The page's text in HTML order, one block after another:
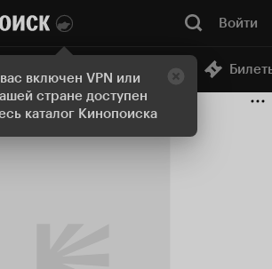
включен VPN или
стране доступен
каталог Кинопоиска
Войти
Онлайн-кинотеатр